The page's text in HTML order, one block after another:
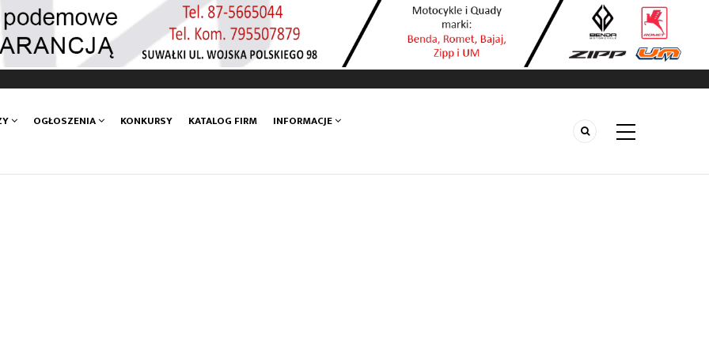
OGŁOSZENIA KONKURSY KATALOG FIRM INFORMACJE